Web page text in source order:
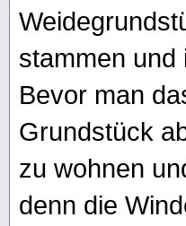
stammen
Bevor man
Grundstück
zu wohnen
denn die